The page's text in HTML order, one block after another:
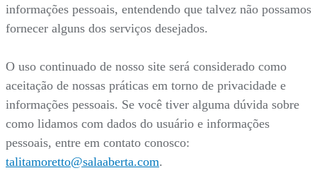
informações pessoais, entendendo que talvez não possamos
fornecer alguns dos serviços desejados.
O uso continuado de nosso site será considerado como
aceitação de nossas práticas em torno de privacidade e
informações pessoais. Se você tiver alguma dúvida sobre
como lidamos com dados do usuário e informações
pessoais, entre em contato conosco:
talitamoretto@salaaberta.com.